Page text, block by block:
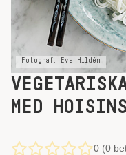
Fotograf: Eva Hildén
MED
0 (0